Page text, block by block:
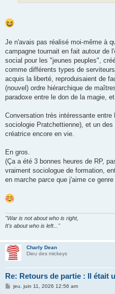
Je n'avais pas réalisé moi-même à
campagne tournait en fait autour de
social pour les "jeunes peuples",
comme différents types de
acquis la liberté, reproduisaient de
(nouvel) ordre hiérarchique de
paradoxe entre le don de la magie,
Conversation très intéressante
sociologie Pratchettienne), et un
créatrice encore en vie.
En gros.
(Ça a été 3 bonnes heures de RP,
vraiment sociologue de formation,
en marche parce que j'aime ce
"War is not about who is right,
It's about who is left..."
Charly Dean
Dieu des mickeys
Re: Retours de partie : Il était
Mjeu. juin 11, 2026 12:56 am